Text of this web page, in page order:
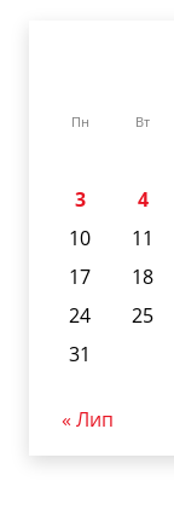
Пн Вт
3
4
10
11
17
18
24
25
31
« Лип